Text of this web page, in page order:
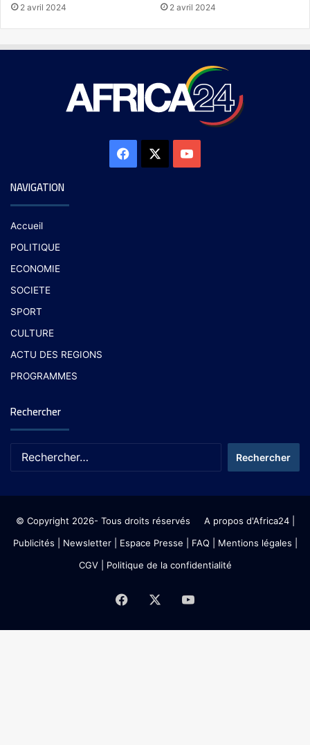
2 avril 2024 2 avril 2024
NAVIGATION
Accueil
POLITIQUE
ECONOMIE
SOCIETE
SPORT
CULTURE
ACTU DES REGIONS
PROGRAMMES
Rechercher
© Copyright 2026- Tous droits réservés A propos d'Africa24|
Publicités
Newsletter| Espace Presse | FAQ | Mentions légales
CGV| Politique de la confidentialité